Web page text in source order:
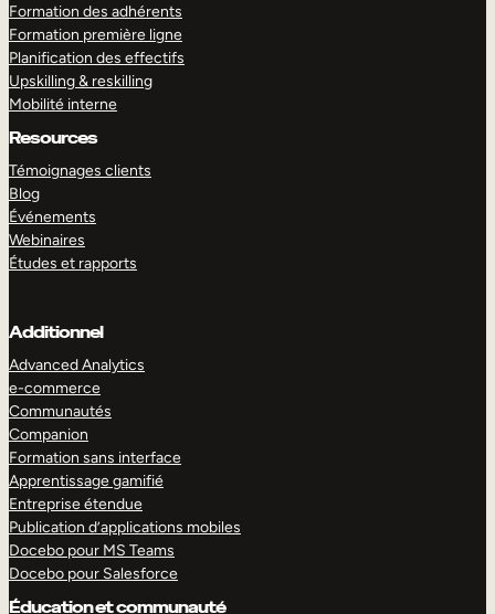
Formation des adhérents
Formation première ligne
Planification des effectifs
Upskilling & reskilling
Mobilité interne
Resources
Témoignages clients
Blog
Événements
Webinaires
Études et rapports
Additionnel
Advanced Analytics
e-commerce
Communautés
Companion
Formation sans interface
Apprentissage gamifié
Entreprise étendue
Publication d’applications mobiles
Docebo pour MS Teams
Docebo pour Salesforce
Éducation et communauté